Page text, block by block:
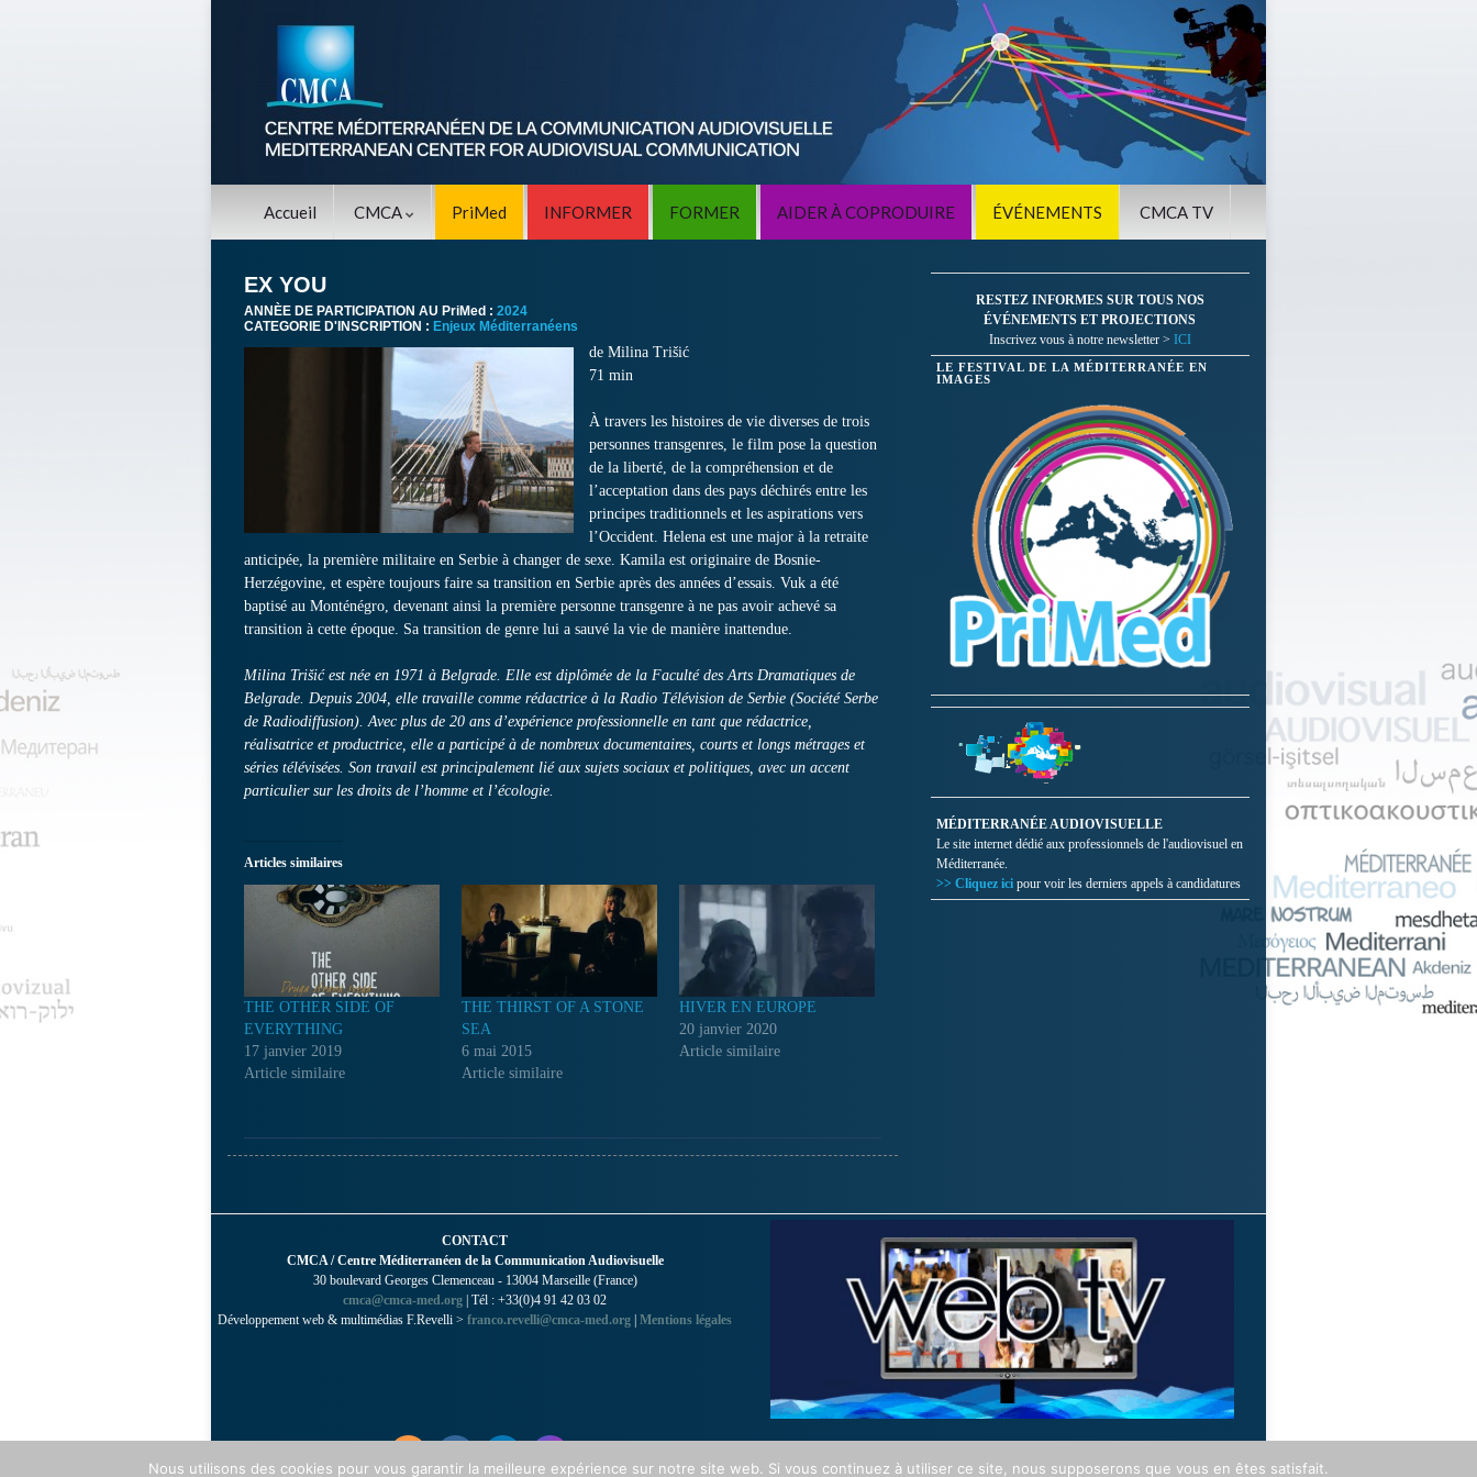
Accueil CMCA PriMed INFORMER FORMER AIDER À COPRODUIRE ÉVÉNEMENTS CMCA TV
EX YOU
ANNÈE DE PARTICIPATION AU PriMed : 2024
CATEGORIE D'INSCRIPTION : Enjeux Méditerranéens
de Milina Trišić
71 min
À travers les histoires de vie diverses de trois
personnes transgenres, le film pose la question
de la liberté, de la compréhension et de
l’acceptation dans des pays déchirés entre les
principes traditionnels et les aspirations vers
l’Occident. Helena est une major à la retraite
anticipée, la première militaire en Serbie à changer de sexe. Kamila est originaire de Bosnie-
Herzégovine, et espère toujours faire sa transition en Serbie après des années d’essais. Vuk a été
baptisé au Monténégro, devenant ainsi la première personne transgenre à ne pas avoir achevé sa
transition à cette époque. Sa transition de genre lui a sauvé la vie de manière inattendue.
Milina Trišić est née en 1971 à Belgrade. Elle est diplômée de la Faculté des Arts Dramatiques de
Belgrade. Depuis 2004, elle travaille comme rédactrice à la Radio Télévision de Serbie (Société Serbe
de Radiodiffusion). Avec plus de 20 ans d’expérience professionnelle en tant que rédactrice,
réalisatrice et productrice, elle a participé à de nombreux documentaires, courts et longs métrages et
séries télévisées. Son travail est principalement lié aux sujets sociaux et politiques, avec un accent
particulier sur les droits de l’homme et l’écologie.
Articles similaires
THE OTHER SIDE OF
EVERYTHING
17 janvier 2019
Article similaire
THE THIRST OF A STONE
SEA
6 mai 2015
Article similaire
HIVER EN EUROPE
20 janvier 2020
Article similaire
RESTEZ INFORMES SUR TOUS NOS
ÉVÉNEMENTS ET PROJECTIONS
Inscrivez vous à notre newsletter > ICI
LE FESTIVAL DE LA MÉDITERRANÉE EN
IMAGES
MÉDITERRANÉE AUDIOVISUELLE
Le site internet dédié aux professionnels de l'audiovisuel en
Méditerranée.
>> Cliquez ici pour voir les derniers appels à candidatures
CONTACT
CMCA / Centre Méditerranéen de la Communication Audiovisuelle
30 boulevard Georges Clemenceau - 13004 Marseille (France)
cmca@cmca-med.org | Tél : +33(0)4 91 42 03 02
Développement web & multimédias F.Revelli > franco.revelli@cmca-med.org | Mentions légales
Nous utilisons des cookies pour vous garantir la meilleure expérience sur notre site web. Si vous continuez à utiliser ce site, nous supposerons que vous en êtes satisfait.